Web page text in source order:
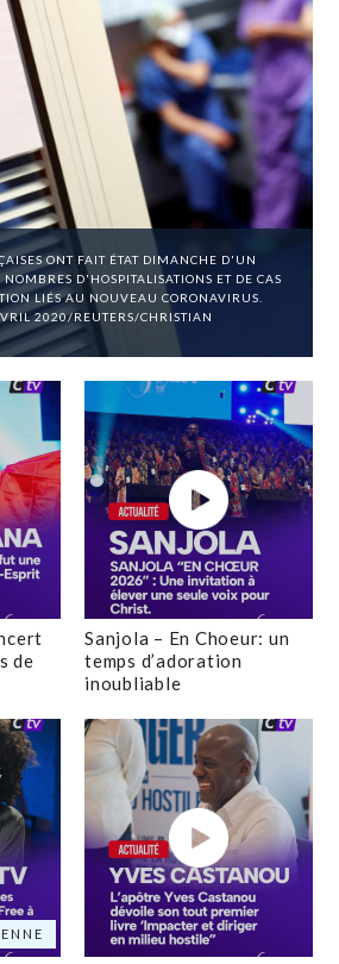
ONT FAIT ÉTAT DIMANCHE D'UN
D'HOSPITALISATIONS ET DE CAS
LIÉS AU NOUVEAU CORONAVIRUS.
2020/REUTERS/CHRISTIAN
de
Sanjola – En Choeur: un
temps d’adoration
inoubliable